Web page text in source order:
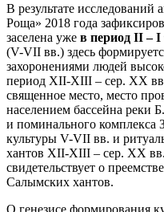
В результате
Роща» 2018 года
заселена уже в период II – I
(V-VII вв.) здесь
захоронениями людей
период XII-XIII – сер. XX вв.
священное место, место
населением бассейна реки
и поминального комплекса
культуры V-VII вв. и
хантов XII-XIII – сер. XX
свидетельствует о
Салымских хантов.
О генезисе формирования